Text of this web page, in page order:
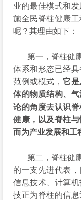
业的最佳模式和
施全民脊柱健康
呢？其理由如下：
第一，脊柱健
体系和形态已经
范例或模式， 它
体的物质结构、
论的角度去认识
健康，以及脊柱
而为产业发展和工
第二，脊柱健
的一支先进代表
信息技术、计算
技正为脊柱的信